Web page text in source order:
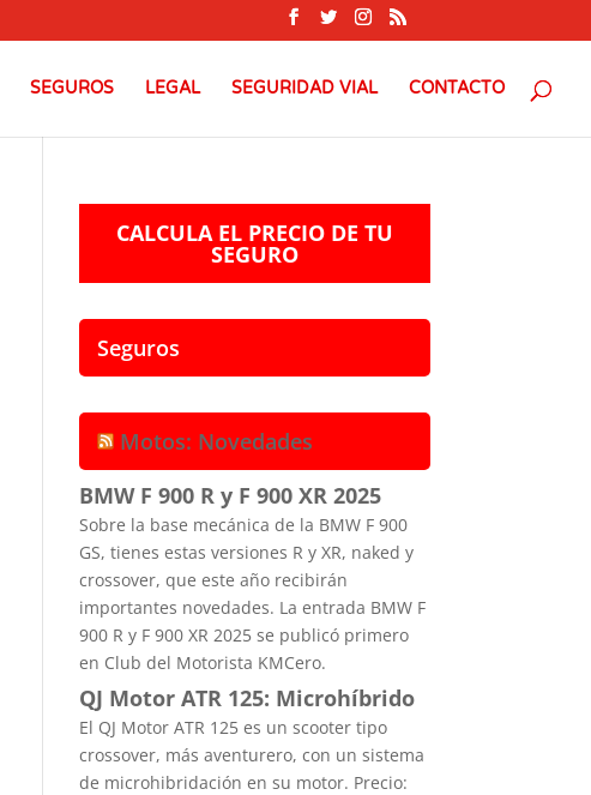
SEGUROS LEGAL SEGURIDAD VIAL CONTACTO
CALCULA EL PRECIO DE TU
SEGURO
Seguros
Motos: Novedades
BMW F 900 R y F 900 XR 2025
Sobre la base mecánica de la BMW F 900
GS, tienes estas versiones R y XR, naked y
crossover, que este año recibirán
importantes novedades. La entrada BMW F
900 R y F 900 XR 2025 se publicó primero
en Club del Motorista KMCero.
QJ Motor ATR 125: Microhíbrido
El QJ Motor ATR 125 es un scooter tipo
crossover, más aventurero, con un sistema
de microhibridación en su motor. Precio: